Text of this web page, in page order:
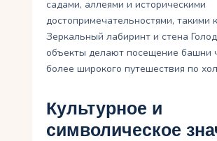
садами, аллеями и историческими
достопримечательностями, такими
Зеркальный лабиринт и стена
объекты делают посещение башни
более широкого путешествия по
Культурное и
символическое